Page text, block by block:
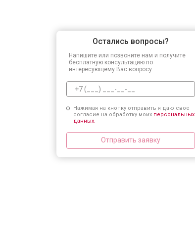
Остались вопросы?
Напишите или позвоните нам и получите
бесплатную консультацию по
интересующему Вас вопросу.
Нажимая на кнопку отправить я даю свое
согласие на обработку моих персональных
данных.
Отправить заявку